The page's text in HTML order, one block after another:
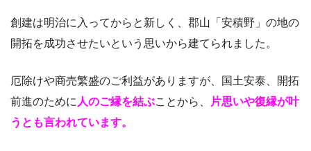
創建は明治に入ってからと新しく、郡山「安積野」の地の
開拓を成功させたいという思いから建てられました。
厄除けや商売繁盛のご利益がありますが、国土安泰、開拓
前進のために 人のご縁を結ぶことから、
片思いや復縁が叶
うとも言われています。